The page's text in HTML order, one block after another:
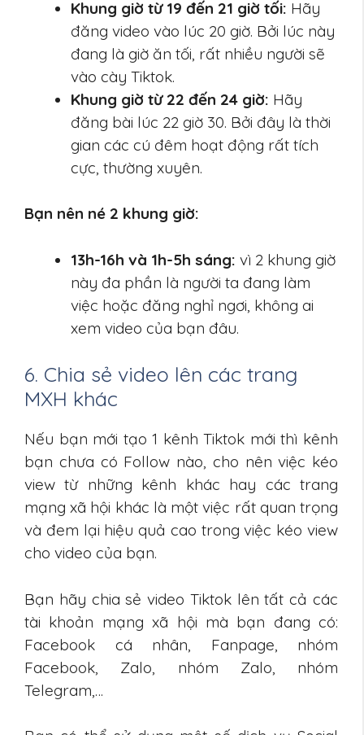
Khung giờ từ 19 đến 21 giờ tối: Hãy
đăng video vào lúc 20 giờ. Bởi lúc này
đang là giờ ăn tối, rất nhiều người sẽ
vào cày Tiktok.
Khung giờ từ 22 đến 24 giờ: Hãy
đăng bài lúc 22 giờ 30. Bởi đây là thời
gian các cú đêm hoạt động rất tích
cực, thường xuyên.
Bạn nên né 2 khung giờ:
13h-16h và 1h-5h sáng: vì 2 khung giờ
này đa phần là người ta đang làm
việc hoặc đăng nghỉ ngơi, không ai
xem video của bạn đâu.
6. Chia sẻ video lên các trang
MXH khác
Nếu bạn mới tạo 1 kênh Tiktok mới thì kênh
bạn chưa có Follow nào, cho nên việc kéo
view từ những kênh khác hay các trang
mạng xã hội khác là một việc rất quan trọng
và đem lại hiệu quả cao trong việc kéo view
cho video của bạn.
Bạn hãy chia sẻ video Tiktok lên tất cả các
tài khoản mạng xã hội mà bạn đang có:
Facebook cá nhân, Fanpage, nhóm
Facebook, Zalo, nhóm Zalo, nhóm
Telegram,…